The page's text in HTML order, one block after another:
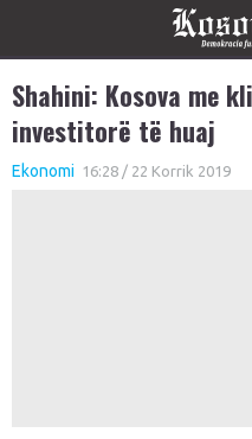
Shahini: Kosova me
investitorë të huaj
Ekonomi 16:28 / 22 Korrik 2019